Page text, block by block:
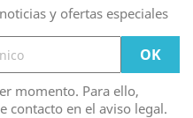
y ofertas especiales
momento. Para ello,
contacto en el aviso legal.